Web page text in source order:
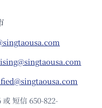
或 短信 650-822-